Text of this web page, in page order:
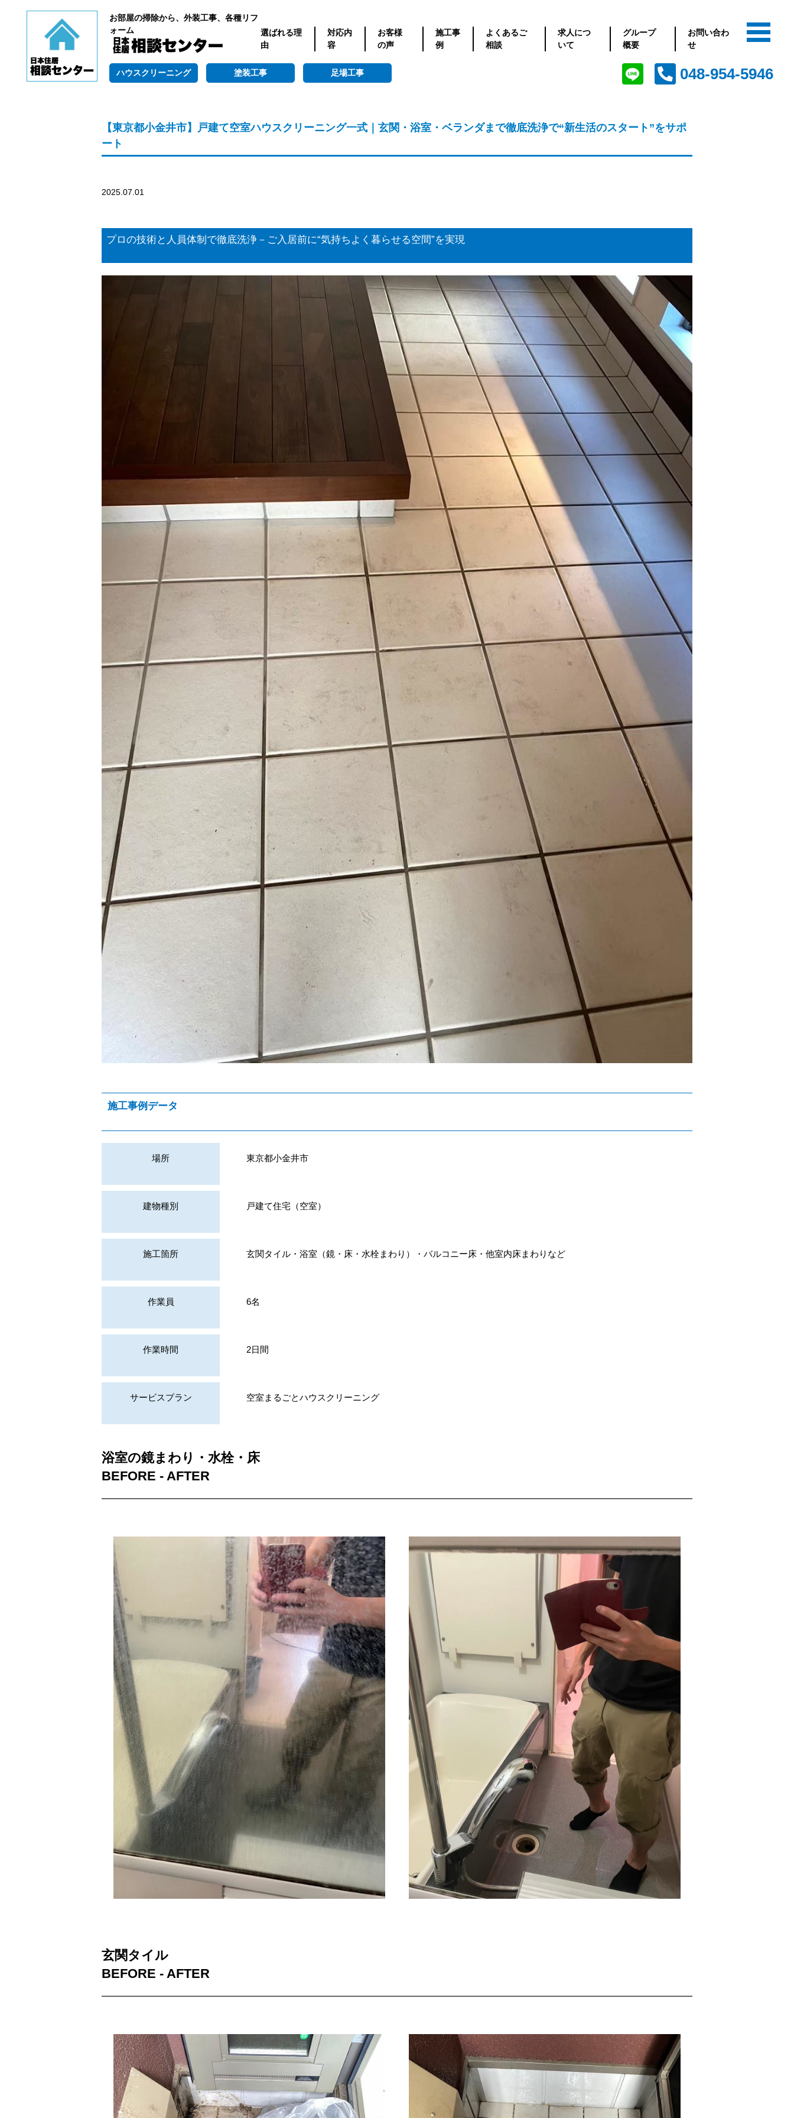
お部屋の掃除から、外装工事、各種リフ
ォーム
選ばれる理
由
対応内
容
お客様
の声
施工事
例
よくあるご
相談
求人につ
いて
グループ
概要
お問い合わ
せ
ハウスクリーニング 塗装工事 足場工事 048-954-5946
【東京都小金井市】戸建て空室ハウスクリーニング一式｜玄関・浴室・ベランダまで徹底洗浄で“新生活のスタート”をサポ
ート
2025.07.01
プロの技術と人員体制で徹底洗浄－ご入居前に“気持ちよく暮らせる空間”を実現
施工事例データ
場所 東京都小金井市
建物種別 戸建て住宅（空室）
施工箇所 玄関タイル・浴室（鏡・床・水栓まわり）・バルコニー床・他室内床まわりなど
作業員 6名
作業時間 2日間
サービスプラン 空室まるごとハウスクリーニング
浴室の鏡まわり・水栓・床
BEFORE - AFTER
玄関タイル
BEFORE - AFTER